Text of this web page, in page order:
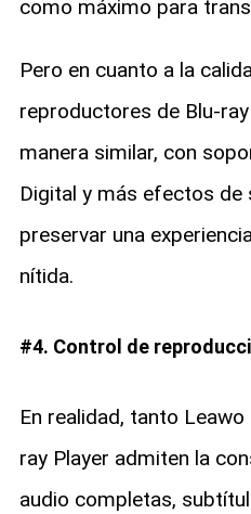
como máximo para
Pero en cuanto a la
reproductores de Blu-
manera similar, con
Digital y más efectos de
preservar una
nítida.
#4. Control de
En realidad, tanto
ray Player admiten la
audio completas,